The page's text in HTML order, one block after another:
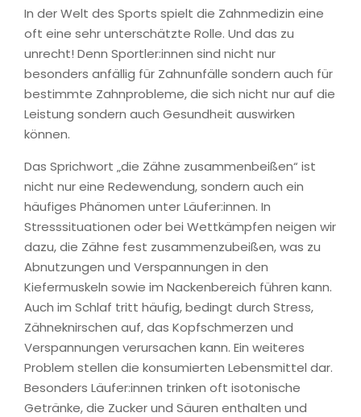
In der Welt des Sports spielt die Zahnmedizin eine
oft eine sehr unterschätzte Rolle. Und das zu
unrecht! Denn Sportler:innen sind nicht nur
besonders anfällig für Zahnunfälle sondern auch für
bestimmte Zahnprobleme, die sich nicht nur auf die
Leistung sondern auch Gesundheit auswirken
können.
Das Sprichwort „die Zähne zusammenbeißen“ ist
nicht nur eine Redewendung, sondern auch ein
häufiges Phänomen unter Läufer:innen. In
Stresssituationen oder bei Wettkämpfen neigen wir
dazu, die Zähne fest zusammenzubeißen, was zu
Abnutzungen und Verspannungen in den
Kiefermuskeln sowie im Nackenbereich führen kann.
Auch im Schlaf tritt häufig, bedingt durch Stress,
Zähneknirschen auf, das Kopfschmerzen und
Verspannungen verursachen kann. Ein weiteres
Problem stellen die konsumierten Lebensmittel dar.
Besonders Läufer:innen trinken oft isotonische
Getränke, die Zucker und Säuren enthalten und